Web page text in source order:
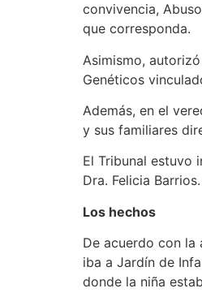
convivencia,
que corresponda.
Asimismo,
Genéticos
Además, en el
y sus familiares
El Tribunal estuvo
Dra. Felicia
Los hechos
De acuerdo con la
iba a Jardín de
donde la niña